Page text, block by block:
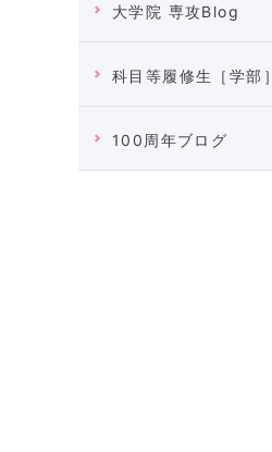
大学院 専攻Blog
科目等履修生［学部］
100周年ブログ